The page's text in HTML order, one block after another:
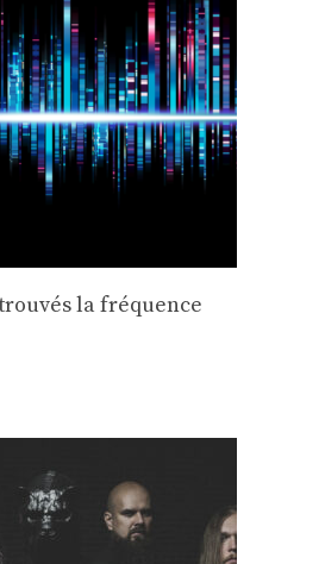
la fréquence